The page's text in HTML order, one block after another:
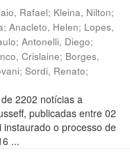
Rafael; Kleina, Nilton;
; Anacleto, Helen; Lopes,
; Antonelli, Diego;
Crislaine; Borges,
; Sordi, Renato;
2202 notícias a
publicadas entre 02
o processo de
...